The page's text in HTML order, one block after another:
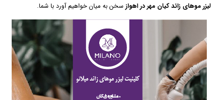
لیزر موهای زائد کیان مهر در اهواز سخن به میان خواهیم آورد با شما.